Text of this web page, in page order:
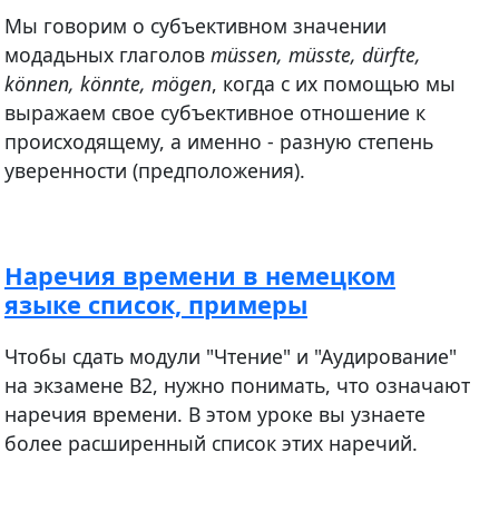
Мы говорим о субъективном значении
модадьных глаголов müssen, müsste, dürfte,
können, könnte, mögen, когда с их помощью мы
выражаем свое субъективное отношение к
происходящему, а именно - разную степень
уверенности (предположения).
Наречия времени в немецком
языке список, примеры
Чтобы сдать модули "Чтение" и "Аудирование"
на экзамене В2, нужно понимать, что означают
наречия времени. В этом уроке вы узнаете
более расширенный список этих наречий.